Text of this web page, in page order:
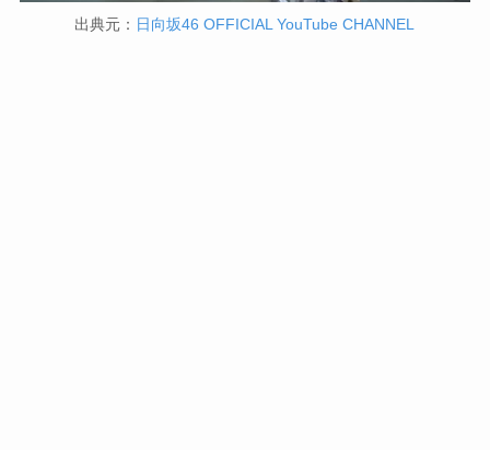
出典元： 日向坂46 OFFICIAL YouTube CHANNEL